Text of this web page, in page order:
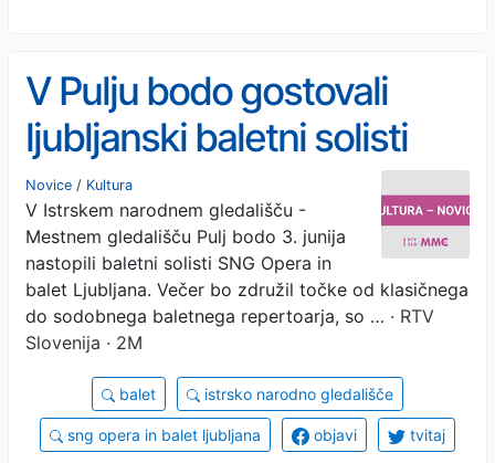
V Pulju bodo gostovali
ljubljanski baletni solisti
Novice / Kultura
V Istrskem narodnem gledališču -
Mestnem gledališču Pulj bodo 3. junija
nastopili baletni solisti SNG Opera in
balet Ljubljana. Večer bo združil točke od klasičnega
do sodobnega baletnega repertoarja, so … · RTV
Slovenija · 2M
balet istrsko narodno gledališče
sng opera in balet ljubljana objavi tvitaj